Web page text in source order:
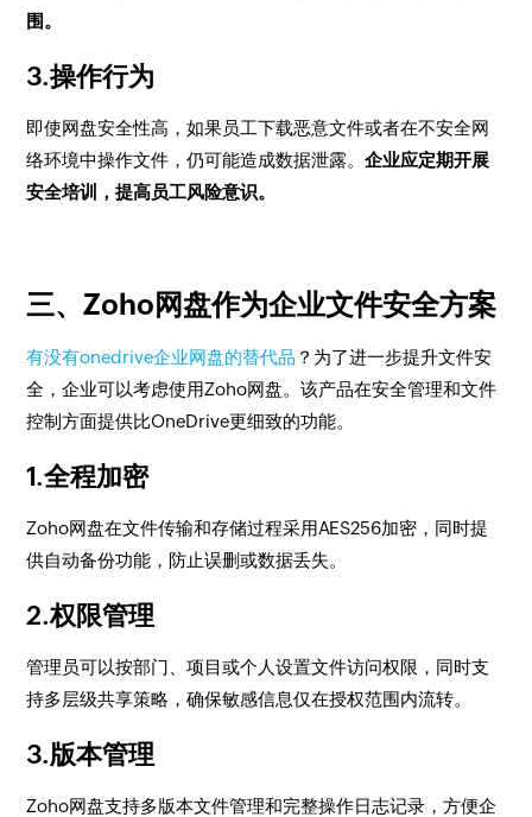
围。
3.操作行为
即使网盘安全性高，如果员工下载恶意文件或者在不安全网
络环境中操作文件，仍可能造成数据泄露。企业应定期开展
安全培训，提高员工风险意识。
三、Zoho网盘作为企业文件安全方案
有没有onedrive企业网盘的替代品 ？为了进一步提升文件安
全，企业可以考虑使用Zoho网盘。该产品在安全管理和文件
控制方面提供比OneDrive更细致的功能。
1.全程加密
Zoho网盘在文件传输和存储过程采用AES256加密，同时提
供自动备份功能，防止误删或数据丢失。
2.权限管理
管理员可以按部门、项目或个人设置文件访问权限，同时支
持多层级共享策略，确保敏感信息仅在授权范围内流转。
3.版本管理
Zoho网盘支持多版本文件管理和完整操作日志记录，方便企